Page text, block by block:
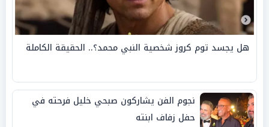
هل يجسد توم كروز شخصية النبي محمد؟.. الحقيقة الكاملة
نجوم الفن يشاركون صبحي خليل فرحته في
حفل زفاف ابنته